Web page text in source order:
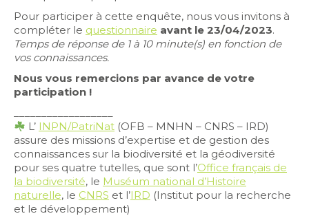
Pour participer à cette enquête, nous vous invitons à
compléter le questionnaire avant le 23/04/2023.
Temps de réponse de 1 à 10 minute(s) en fonction de
vos connaissances.
Nous vous remercions par avance de votre
participation !
L’ INPN/PatriNat (OFB – MNHN – CNRS – IRD)
assure des missions d’expertise et de gestion des
connaissances sur la biodiversité et la géodiversité
pour ses quatre tutelles, que sont l’Office français de
la biodiversité, le Muséum national d’Histoire
naturelle, le CNRS et l’IRD (Institut pour la recherche
et le développement)